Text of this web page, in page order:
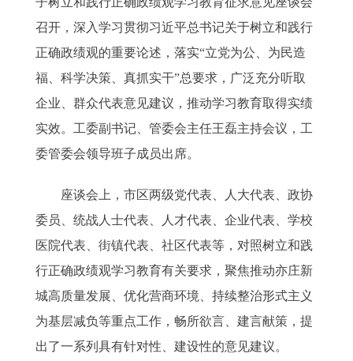
召开，深入学习贯彻习近平总书记关于树立和践行
正确政绩观的重要论述，落实“立党为公、为民造
福、科学决策、真抓实干”总要求，广泛充分听取
企业、群众代表意见建议，推动学习教育取得实绩
实效。工委副书记、管委会主任王磊主持会议，工
委管委会领导班子成员出席。
座谈会上，市区两级党代表、人大代表、政协
委员、统战人士代表、人才代表、企业代表、学校
医院代表、街镇代表、社区代表等，对照树立和践
行正确政绩观学习教育有关要求，聚焦推动亦庄新
城高质量发展、优化营商环境、持续整治形式主义
为基层减负等重点工作，畅所欲言、建言献策，提
出了一系列具有针对性、建设性的意见建议。